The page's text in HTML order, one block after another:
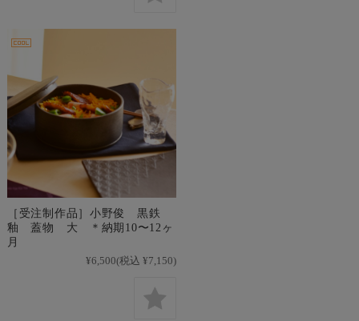
［受注制作品］小野俊 黒鉄
釉 蓋物 大 ＊納期10〜12ヶ
月
¥6,500(税込 ¥7,150)